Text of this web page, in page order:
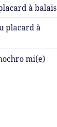
à balais
placard à
mi(e)